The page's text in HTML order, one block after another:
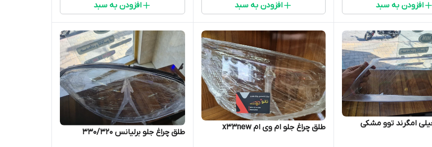
افزودن به سبد افزودن به سبد افزودن به سبد
امگرند توو مشکی طلق چراغ جلو ام وی ام x33new طلق چراغ جلو برلیانس ۳۳۰/۳۲۰